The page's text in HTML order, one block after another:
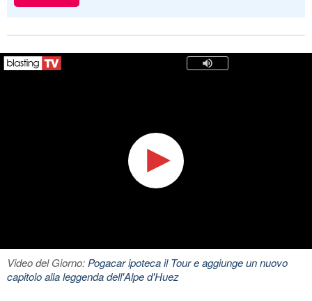
Video del Giorno:Pogacar ipoteca il Tour e aggiunge un nuovo
capitolo alla leggenda dell'Alpe d'Huez